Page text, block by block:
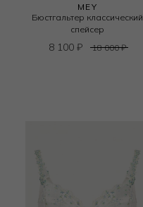
MEY
Бюстгальтер классический
спейсер
8 100 ₽ 18 000₽